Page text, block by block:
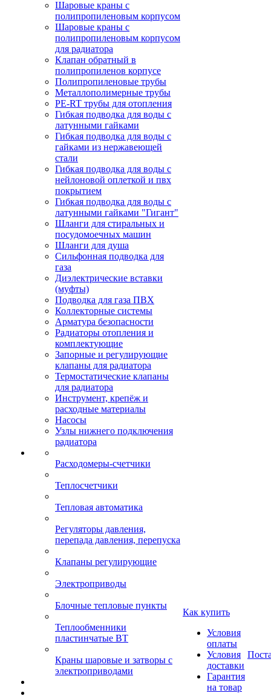
Шаровые краны с
полипропиленовым корпусом
Шаровые краны с
полипропиленовым корпусом
для радиатора
Клапан обратный в
полипропиленов корпусе
Полипропиленовые трубы
Металлополимерные трубы
PE-RT трубы для отопления
Гибкая подводка для воды с
латунными гайками
Гибкая подводка для воды с
гайками из нержавеющей
стали
Гибкая подводка для воды с
нейлоновой оплеткой и пвх
покрытием
Гибкая подводка для воды с
латунными гайками "Гигант"
Шланги для стиральных и
посудомоечных машин
Шланги для душа
Сильфонная подводка для
газа
Диэлектрические вставки
(муфты)
Подводка для газа ПВХ
Коллекторные системы
Арматура безопасности
Радиаторы отопления и
комплектующие
Запорные и регулирующие
клапаны для радиатора
Термостатические клапаны
для радиатора
Инструмент, крепёж и
расходные материалы
Насосы
Узлы нижнего подключения
радиатора
Расходомеры-счетчики
Теплосчетчики
Тепловая автоматика
Регуляторы давления,
перепада давления, перепуска
Клапаны регулирующие
Электроприводы
Блочные тепловые пункты
Теплообменники
пластинчатые ВТ
Краны шаровые и затворы с
электроприводами
Как купить
Условия
оплаты
Условия
доставки
Гарантия
на товар